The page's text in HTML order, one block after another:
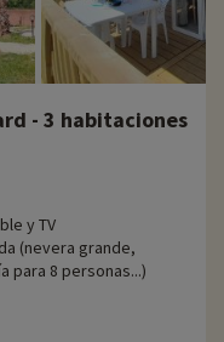
- 3 habitaciones
y TV
(nevera grande,
para 8 personas...)